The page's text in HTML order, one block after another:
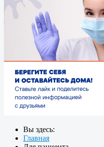
Вы здесь:
Главная